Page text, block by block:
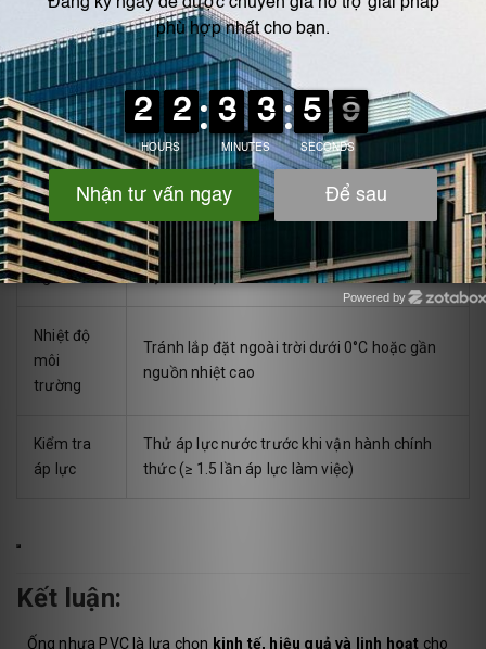
Chi tiết
Chọn đúng
độ dày
Theo áp lực làm việc: PN6, PN10, PN16…
Kết nối an
toàn
Dùng keo dán chuyên dụng, không lạm dụng
keo quá nhiều
Lắp đặt
ngoài trời
Nên chọn ống có phụ gia chống tia UV hoặc
bọc bảo vệ
Nhiệt độ
môi
trường
Tránh lắp đặt ngoài trời dưới 0°C hoặc gần
nguồn nhiệt cao
Kiểm tra
áp lực
Thử áp lực nước trước khi vận hành chính
thức (≥ 1.5 lần áp lực làm việc)
Kết luận:
Ống nhựa PVC là lựa chọn kinh tế, hiệu quả và linh hoạt cho
Powered by